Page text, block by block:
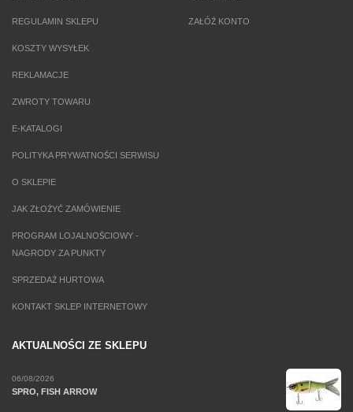
REGULAMIN SKLEPU
KOSZTY WYSYŁEK
REKLAMACJE
ZWROTY TOWARU
E-KATALOGI
POLITYKA PRYWATNOŚCI SERWISU
O SKLEPIE
JAK ZŁOŻYĆ ZAMÓWIENIE
PROGRAM LOJALNOŚCIOWY -
NAGRODY ZA PUNKTY
SPRZEDAŻ HURTOWA
KONTAKT SKLEP INTERNETOWY
ZAŁÓŻ KONTO
AKTUALNOŚCI ZE SKLEPU
06/08/2026
SPRO, FISH ARROW